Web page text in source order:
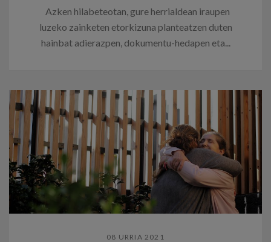
Azken hilabeteotan, gure herrialdean iraupen
luzeko zainketen etorkizuna planteatzen duten
hainbat adierazpen, dokumentu-hedapen eta...
08 URRIA 2021